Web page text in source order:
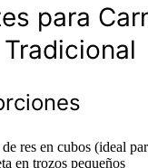
para
res en cubos (ideal
en trozos pequeños